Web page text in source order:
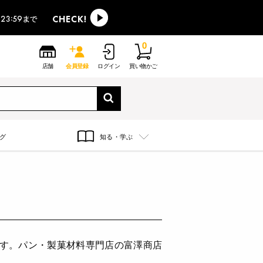
店舗 会員登録 ログイン 買い物かご
0
知る・学ぶ
。パン・製菓材料専門店の富澤商店